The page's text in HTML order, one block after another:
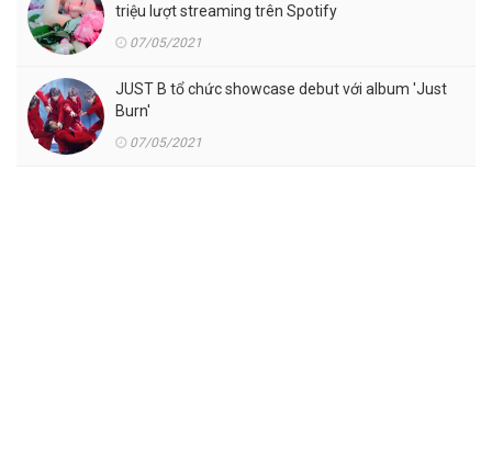
triệu lượt streaming trên Spotify
07/05/2021
JUST B tổ chức showcase debut với album 'Just
Burn'
07/05/2021